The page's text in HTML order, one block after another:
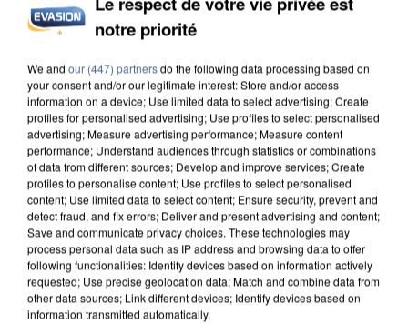
INCENDIES : L’ÎLE-DE-FRANCE LANCE UN ÉLAN
DE SOLIDARITÉ AVEC LES...
notre priorité
We and our (447) partnersdo the following data processing based on
your consent and/or our legitimate interest: Store and/or access
information on a device; Use limited data to select advertising; Create
profiles for personalised advertising; Use profiles to select personalised
advertising; Measure advertising performance; Measure content
performance; Understand audiences through statistics or combinations
of data from different sources; Develop and improve services; Create
profiles to personalise content; Use profiles to select personalised
content; Use limited data to select content; Ensure security, prevent and
detect fraud, and fix errors; Deliver and present advertising and content;
Save and communicate privacy choices. These technologies may
process personal data such as IP address and browsing data to offer
following functionalities: Identify devices based on information actively
requested; Use precise geolocation data; Match and combine data from
other data sources; Link different devices; Identify devices based on
information transmitted automatically.